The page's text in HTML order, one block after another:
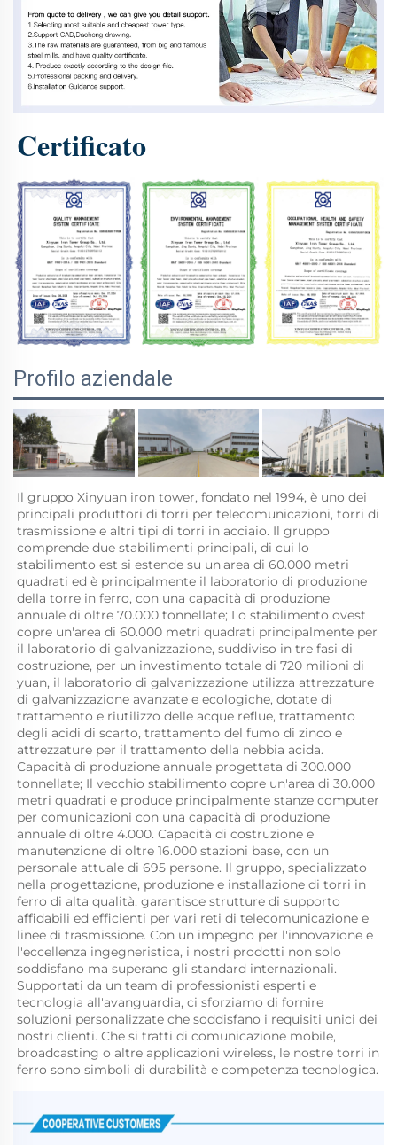
Certificato
Profilo aziendale
Il gruppo Xinyuan iron tower, fondato nel 1994, è uno dei
principali produttori di torri per telecomunicazioni, torri di
trasmissione e altri tipi di torri in acciaio. Il gruppo
comprende due stabilimenti principali, di cui lo
stabilimento est si estende su un'area di 60.000 metri
quadrati ed è principalmente il laboratorio di produzione
della torre in ferro, con una capacità di produzione
annuale di oltre 70.000 tonnellate; Lo stabilimento ovest
copre un'area di 60.000 metri quadrati principalmente per
il laboratorio di galvanizzazione, suddiviso in tre fasi di
costruzione, per un investimento totale di 720 milioni di
yuan, il laboratorio di galvanizzazione utilizza attrezzature
di galvanizzazione avanzate e ecologiche, dotate di
trattamento e riutilizzo delle acque reflue, trattamento
degli acidi di scarto, trattamento del fumo di zinco e
attrezzature per il trattamento della nebbia acida.
Capacità di produzione annuale progettata di 300.000
tonnellate; Il vecchio stabilimento copre un'area di 30.000
metri quadrati e produce principalmente stanze computer
per comunicazioni con una capacità di produzione
annuale di oltre 4.000. Capacità di costruzione e
manutenzione di oltre 16.000 stazioni base, con un
personale attuale di 695 persone. Il gruppo, specializzato
nella progettazione, produzione e installazione di torri in
ferro di alta qualità, garantisce strutture di supporto
affidabili ed efficienti per vari reti di telecomunicazione e
linee di trasmissione. Con un impegno per l'innovazione e
l'eccellenza ingegneristica, i nostri prodotti non solo
soddisfano ma superano gli standard internazionali.
Supportati da un team di professionisti esperti e
tecnologia all'avanguardia, ci sforziamo di fornire
soluzioni personalizzate che soddisfano i requisiti unici dei
nostri clienti. Che si tratti di comunicazione mobile,
broadcasting o altre applicazioni wireless, le nostre torri in